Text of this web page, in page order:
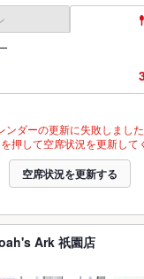
ンダーの更新に失敗しました
押して空席状況を更新して
空席状況を更新する
Ark 祇園店